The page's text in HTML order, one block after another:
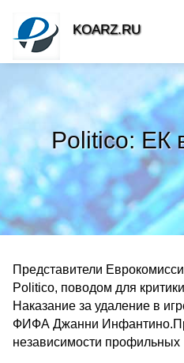
Politico: ЕК
Представители
Politico, поводом для
Наказание за удаление в
ФИФА Джанни
независимости профильных
KOARZ.RU